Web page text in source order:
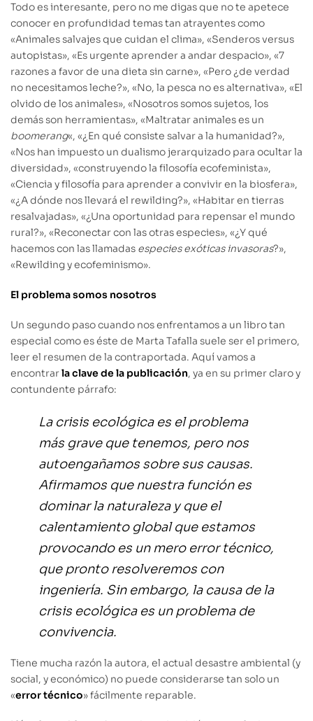
Todo es interesante, pero no me digas que no te apetece
conocer en profundidad temas tan atrayentes como
«Animales salvajes que cuidan el clima», «Senderos versus
autopistas», «Es urgente aprender a andar despacio», «7
razones a favor de una dieta sin carne», «Pero ¿de verdad
no necesitamos leche?», «No, la pesca no es alternativa», «El
olvido de los animales», «Nosotros somos sujetos, los
demás son herramientas», «Maltratar animales es un
boomerang«, «¿En qué consiste salvar a la humanidad?»,
«Nos han impuesto un dualismo jerarquizado para ocultar la
diversidad», «construyendo la filosofía ecofeminista»,
«Ciencia y filosofía para aprender a convivir en la biosfera»,
«¿A dónde nos llevará el rewilding?», «Habitar en tierras
resalvajadas», «¿Una oportunidad para repensar el mundo
rural?», «Reconectar con las otras especies», «¿Y qué
hacemos con las llamadas especies exóticas invasoras?»,
«Rewilding y ecofeminismo».
El problema somos nosotros
Un segundo paso cuando nos enfrentamos a un libro tan
especial como es éste de Marta Tafalla suele ser el primero,
leer el resumen de la contraportada. Aquí vamos a
encontrarla clave de la publicación, ya en su primer claro y
contundente párrafo:
La crisis ecológica es el problema
más grave que tenemos, pero nos
autoengañamos sobre sus causas.
Afirmamos que nuestra función es
dominar la naturaleza y que el
calentamiento global que estamos
provocando es un mero error técnico,
que pronto resolveremos con
ingeniería. Sin embargo, la causa de la
crisis ecológica es un problema de
convivencia.
Tiene mucha razón la autora, el actual desastre ambiental (y
social, y económico) no puede considerarse tan solo un
«error técnico» fácilmente reparable.